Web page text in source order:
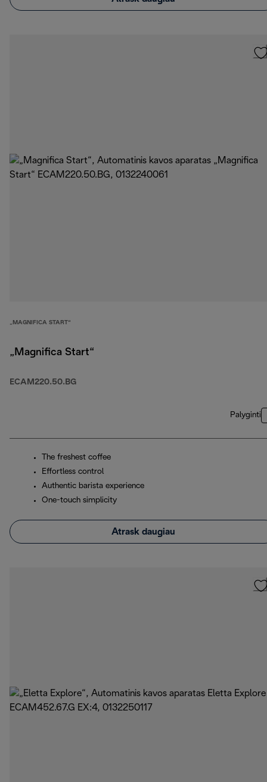
„MAGNIFICA START“
„Magnifica Start“
ECAM220.50.BG
Palyginti
The freshest coffee
Effortless control
Authentic barista experience
One-touch simplicity
Atrask daugiau